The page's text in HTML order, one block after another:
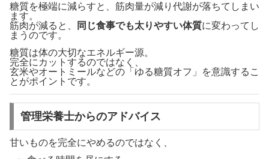
糖質を極端に減らすと、筋肉量が減り代謝が落ちてしまい
ます。
筋肉が減ると、
同じ食事でも太りやすい体質に変わってし
まうのです。
糖質は体の大切なエネルギー源。
完全にカットするのではなく、
玄米やオートミールなどの「ゆる糖質オフ」を意識するこ
とがポイントです。
管理栄養士からのアドバイス
甘いものを完全にやめるのではなく、